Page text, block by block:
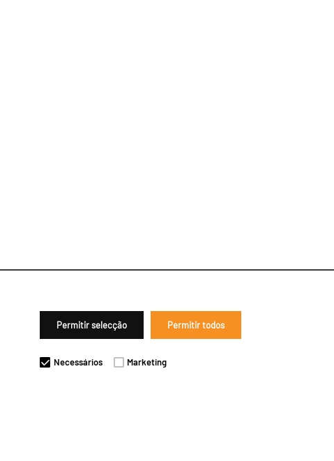
Permitir selecção Permitir todos
Necessários Marketing